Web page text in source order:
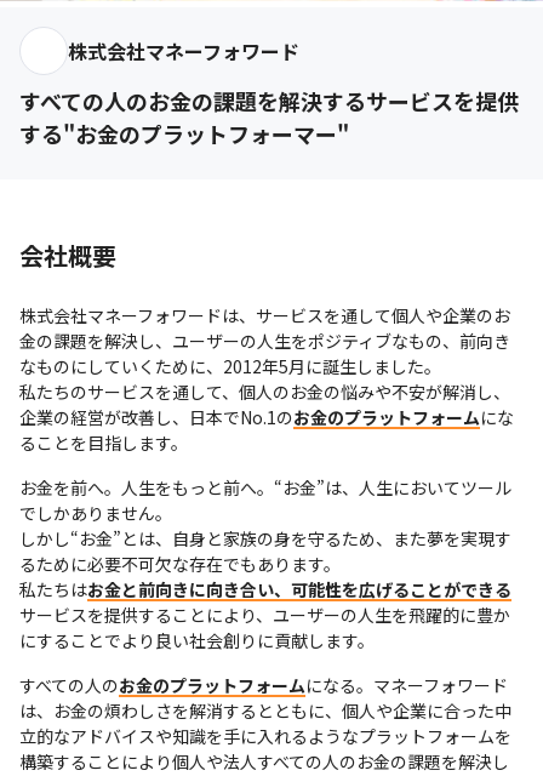
株式会社マネーフォワード
すべての人のお金の課題を解決するサービスを提供
する"お金のプラットフォーマー"
会社概要
株式会社マネーフォワードは、サービスを通して個人や企業のお
金の課題を解決し、ユーザーの人生をポジティブなもの、前向き
なものにしていくために、2012年5月に誕生しました。
私たちのサービスを通して、個人のお金の悩みや不安が解消し、
企業の経営が改善し、日本でNo.1のお金のプラットフォームにな
ることを目指します。
お金を前へ。人生をもっと前へ。“お金”は、人生においてツール
でしかありません。
しかし“お金”とは、自身と家族の身を守るため、また夢を実現す
るために必要不可欠な存在でもあります。
私たちはお金と前向きに向き合い、可能性を広げることができる
サービスを提供することにより、ユーザーの人生を飛躍的に豊か
にすることでより良い社会創りに貢献します。
すべての人のお金のプラットフォームになる。マネーフォワード
は、お金の煩わしさを解消するとともに、個人や企業に合った中
立的なアドバイスや知識を手に入れるようなプラットフォームを
構築することにより個人や法人すべての人のお金の課題を解決し